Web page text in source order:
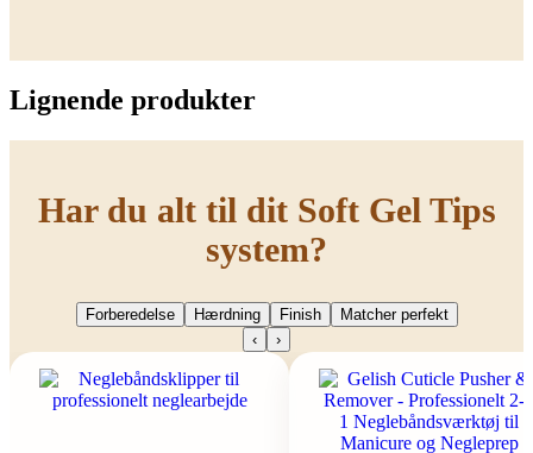
Lignende produkter
Har du alt til dit Soft Gel Tips
system?
Forberedelse Hærdning Finish
Matcher perfekt
‹
›